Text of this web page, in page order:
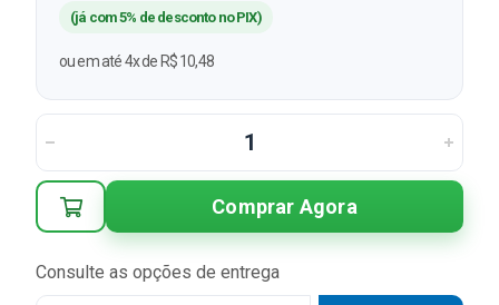
(já com 5% de desconto no PIX)
ou em até 4x de R$ 10,48
Comprar Agora
Consulte as opções de entrega